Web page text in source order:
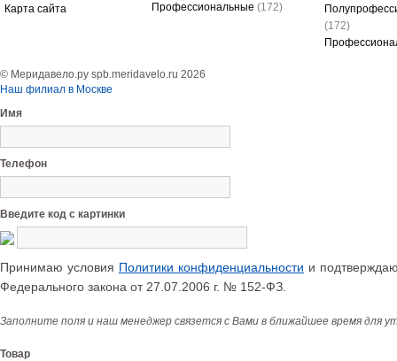
Карта сайта
Профессиональные (172)
(172)
© Меридавело.ру spb.meridavelo.ru 2026
Наш филиал в Москве
Имя
Телефон
Введите код с картинки
Принимаю условия Политики конфиденциальности и
Федерального закона от 27.07.2006 г. № 152-ФЗ.
Заполните поля и наш менеджер связется с Вами в ближайшее время для
Товар